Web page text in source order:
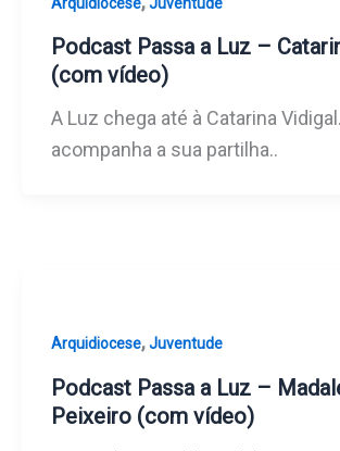
Podcast Passa a Luz –
(com vídeo)
A Luz chega até à Catarina
acompanha a sua partilha..
Arquidiocese,Juventude
Podcast Passa a Luz –
Peixeiro (com vídeo)